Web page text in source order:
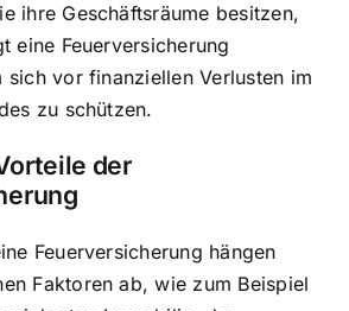
ihre Geschäftsräume besitzen,
eine Feuerversicherung
sich vor finanziellen Verlusten im
zu schützen.
der
Feuerversicherung hängen
Faktoren ab, wie zum Beispiel